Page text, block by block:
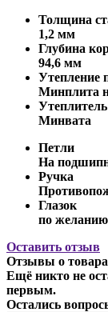
Толщина
1,2 мм
Глубина
94,6 мм
Утепление
Минплита
Минвата
Петли
На
Ручка
Глазок
по желанию
Оставить отзыв
Отзывы о
Ещё никто не
первым.
Остались